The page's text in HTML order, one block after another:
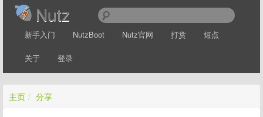
Nutz
新手入门 NutzBoot Nutz官网 打赏 短点
关于 登录
主页 / 分享